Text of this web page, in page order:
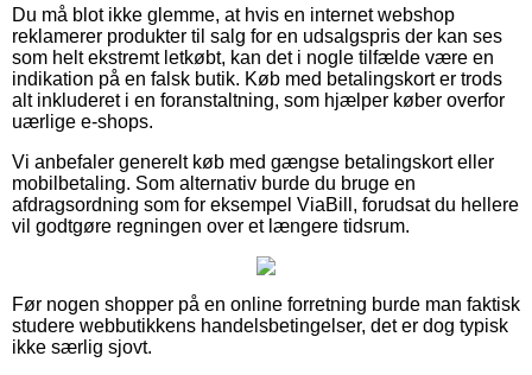
Du må blot ikke glemme, at hvis en internet webshop
reklamerer produkter til salg for en udsalgspris der kan ses
som helt ekstremt letkøbt, kan det i nogle tilfælde være en
indikation på en falsk butik. Køb med betalingskort er trods
alt inkluderet i en foranstaltning, som hjælper køber overfor
uærlige e-shops.
Vi anbefaler generelt køb med gængse betalingskort eller
mobilbetaling. Som alternativ burde du bruge en
afdragsordning som for eksempel ViaBill, forudsat du hellere
vil godtgøre regningen over et længere tidsrum.
Før nogen shopper på en online forretning burde man faktisk
studere webbutikkens handelsbetingelser, det er dog typisk
ikke særlig sjovt.